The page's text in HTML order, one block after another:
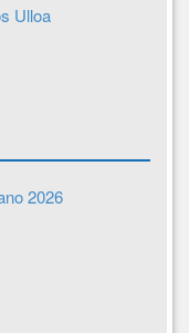
Ulloa
2026